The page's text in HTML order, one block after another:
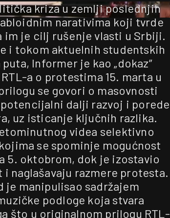
kriza u zemlji poslednjih
narativima koji tvrde
im je cilj rušenje vlasti u Srbiji.
i tokom aktuelnih studentskih
Informer je kao „dokaz”
a o protestima 15. marta u
se govori o masovnosti
dalji razvoj i porede
uz isticanje ključnih razlika.
videa selektivno
se spominje mogućnost
5. oktobrom, dok je izostavio
naglašavaju razmere protesta.
je manipulisao sadržajem
podloge koja stvara
što u originalnom prilogu RTL-